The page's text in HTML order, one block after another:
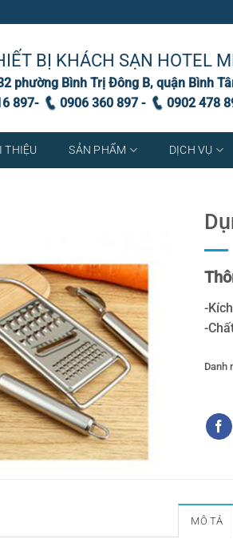
BỊ KHÁCH SẠN HOTEL
phường Bình Trị Đông B, quận Bình
897-
0906 360 897 - 0902 478
THIỆU SẢN PHẨM DỊCH VỤ
-
-
Danh
MÔ TẢ